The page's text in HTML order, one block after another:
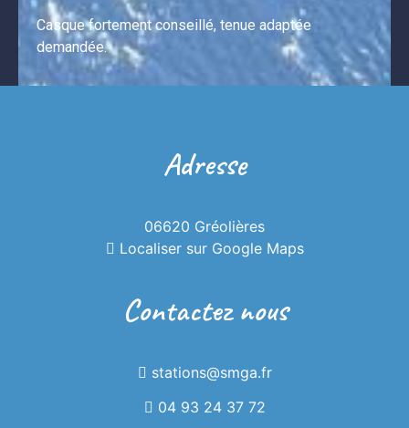
Snooc
Venez dévaler les pistes de la station en
Casque fortement conseillé, tenue adaptée
demandée.
Adresse
06620 Gréolières
Localiser sur Google Maps
Contactez nous
stations@smga.fr
04 93 24 37 72